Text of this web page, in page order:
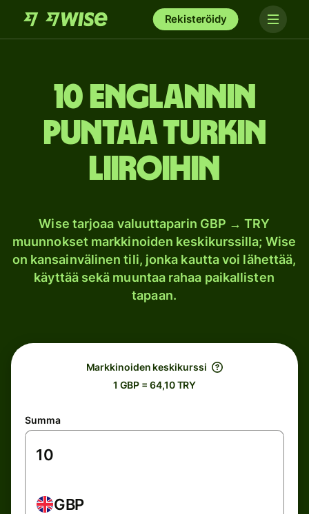
Rekisteröidy
10 Englannin
puntaa Turkin
liiroihin
Wise tarjoaa valuuttaparin GBP → TRY
muunnokset markkinoiden keskikurssilla; Wise
on kansainvälinen tili, jonka kautta voi lähettää,
käyttää sekä muuntaa rahaa paikallisten
tapaan.
Markkinoiden keskikurssi
1 GBP = 64,10 TRY
Summa
GBP